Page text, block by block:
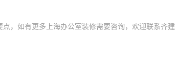
，如有更多上海办公室装修需要咨询，欢迎联系齐